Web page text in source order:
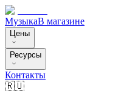
МузыкаВ магазине
Цены
Ресурсы
Контакты
🇷🇺